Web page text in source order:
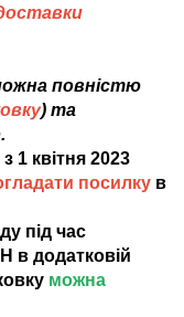
повністю
) та
1 квітня 2023
посилку в
під час
в додатковій
можна